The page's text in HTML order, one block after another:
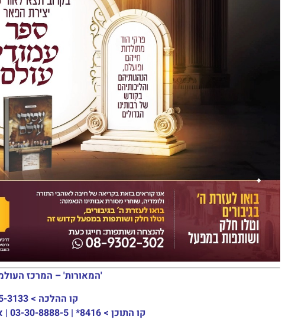
'המאורות' – המרכז
קו ההלכה >
קו התוכן >8416* | 03-30-8888-5 | ארה"ב: 151-8613-0185